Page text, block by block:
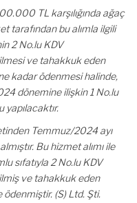
TL karşılığında ağaç
tarafından bu alımla ilgili
2 No.lu KDV
ve tahakkuk eden
kadar ödenmesi halinde,
dönemine ilişkin 1 No.lu
Temmuz/2024 ayı
Bu hizmet alımı ile
sıfatıyla 2 No.lu KDV
ve tahakkuk eden
(S) Ltd. Şti.